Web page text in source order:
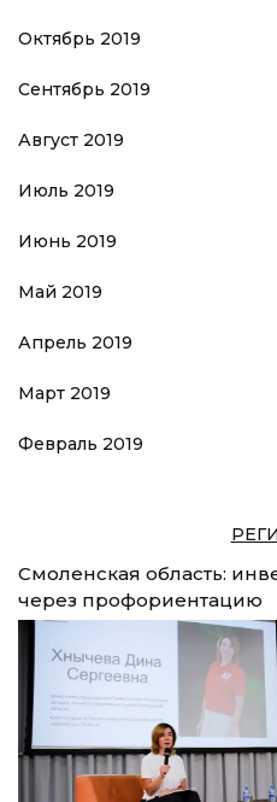
Октябрь 2019
Сентябрь 2019
Август 2019
Июль 2019
Июнь 2019
Май 2019
Апрель 2019
Март 2019
Февраль 2019
Смоленская область:
через профориентацию